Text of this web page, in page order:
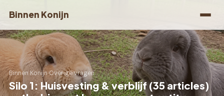
Binnen Konijn
Binnen Konijn›Overige vragen
Silo 1: Huisvesting & verblijf (35 articles)